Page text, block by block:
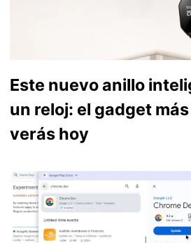
Este nuevo anillo
un reloj: el gadget
verás hoy